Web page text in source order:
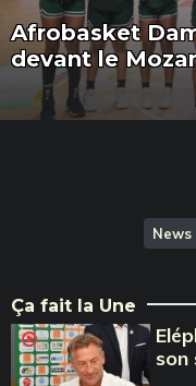
Afrobasket
devant le
Ça fait la Une
son